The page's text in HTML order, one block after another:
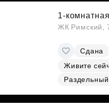
1-
ЖК Римский,
Сдана
Живите